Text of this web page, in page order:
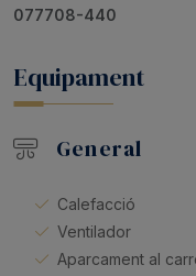
077708-440
Equipament
General
Calefacció
Ventilador
Aparcament al